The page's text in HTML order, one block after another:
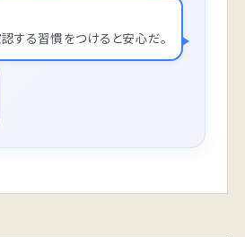
する習慣をつけると安心だ。